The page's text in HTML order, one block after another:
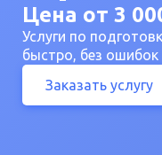
Цена от 3
Услуги по
быстро, без ошибок
Заказать услугу